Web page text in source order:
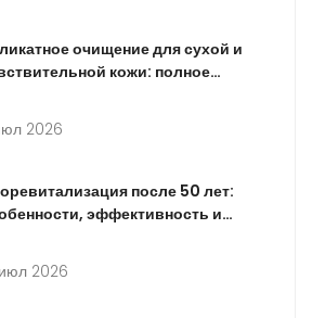
очищение для сухой и
кожи: полное
2026
после 50 лет:
эффективность и
2026